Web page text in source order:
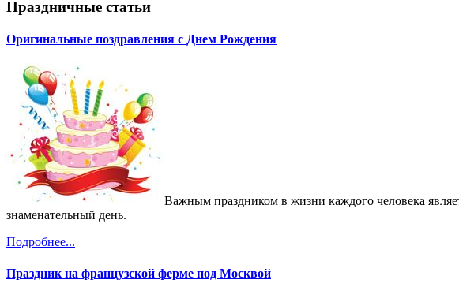
Праздничные статьи
Оригинальные поздравления с Днем Рождения
Важным праздником в жизни каждого человека
знаменательный день.
Подробнее...
Праздник на французской ферме под Москвой